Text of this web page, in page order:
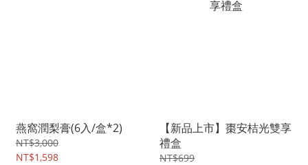
燕窩潤梨膏(6入/盒*2)
NT$3,000
NT$1,598
【新品上市】棗安桔光雙享
禮盒
NT$699